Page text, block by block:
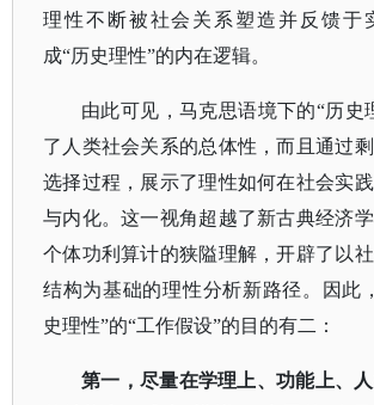
理性不断被社会关系塑造并反馈于
成“历史理性”的内在逻辑。
由此可见，马克思语境下的“历史
了人类社会关系的总体性，而且通过
选择过程，展示了理性如何在社会实
与内化。这一视角超越了新古典经济
个体功利算计的狭隘理解，开辟了以
结构为基础的理性分析新路径。因此
史理性”的“工作假设”的目的有二：
第一，尽量在学理上、功能上、